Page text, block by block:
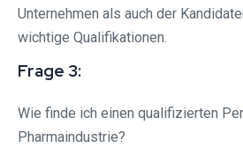
Unternehmen als auch der
wichtige Qualifikationen.
Frage 3:
Wie finde ich einen qualifizierten
Pharmaindustrie?